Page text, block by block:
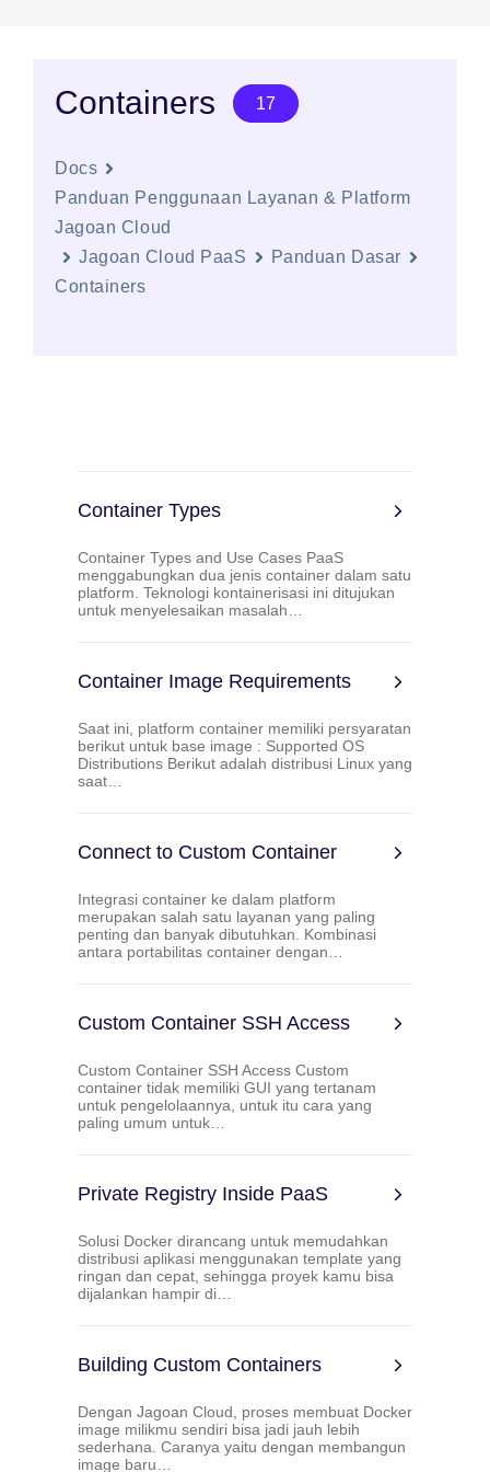
Containers 17
Docs
Panduan Penggunaan Layanan & Platform
Jagoan Cloud
Jagoan Cloud PaaS
Panduan Dasar
Containers
Container Types
Container Types and Use Cases PaaS
menggabungkan dua jenis container dalam satu
platform. Teknologi kontainerisasi ini ditujukan
untuk menyelesaikan masalah…
Container Image Requirements
Saat ini, platform container memiliki persyaratan
berikut untuk base image : Supported OS
Distributions Berikut adalah distribusi Linux yang
saat…
Connect to Custom Container
Integrasi container ke dalam platform
merupakan salah satu layanan yang paling
penting dan banyak dibutuhkan. Kombinasi
antara portabilitas container dengan…
Custom Container SSH Access
Custom Container SSH Access Custom
container tidak memiliki GUI yang tertanam
untuk pengelolaannya, untuk itu cara yang
paling umum untuk…
Private Registry Inside PaaS
Solusi Docker dirancang untuk memudahkan
distribusi aplikasi menggunakan template yang
ringan dan cepat, sehingga proyek kamu bisa
dijalankan hampir di…
Building Custom Containers
Dengan Jagoan Cloud, proses membuat Docker
image milikmu sendiri bisa jadi jauh lebih
sederhana. Caranya yaitu dengan membangun
image baru…